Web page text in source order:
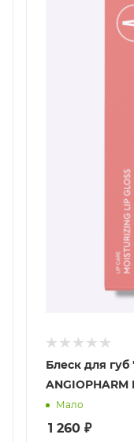
Блеск для
Мало
1 260 ₽